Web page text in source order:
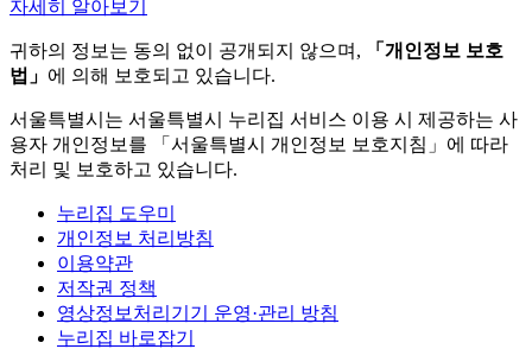
자세히 알아보기
귀하의 정보는 동의 없이 공개되지 않으며,
「개인정보 보호
법」 에 의해 보호되고 있습니다.
서울특별시는 서울특별시 누리집 서비스 이용 시 제공하는 사
용자 개인정보를 「서울특별시 개인정보 보호지침」에 따라
처리 및 보호하고 있습니다.
누리집 도우미
개인정보 처리방침
이용약관
저작권 정책
영상정보처리기기 운영·관리 방침
누리집 바로잡기